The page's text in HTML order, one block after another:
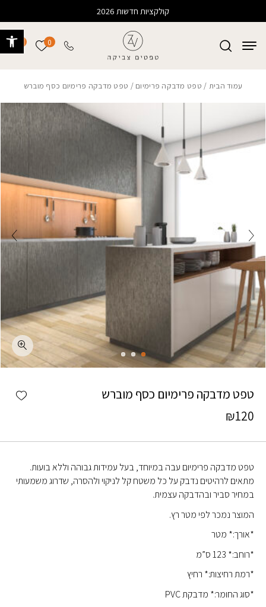
קולקציות חדשות 2026
0 הרשימה
עמוד הבית / טפט מדבקה פרימיום / טפט מדבקה פרימיום כסף מוברש
טפט מדבקה פרימיום כסף מוברש
₪120
טפט מדבקה פרימיום עבה במיוחד, בעל עמידות גבוהה וללא בועות.
מתאים לרהיטים נדבק על כל משטח קל לניקוי ולהסרה, שדרוג משמעותי
במחיר סביר ובהדבקה עצמית.
המוצר נמכר לפי מטר רץ.
*אורך:* מטר
*רוחב:* 123 ס”מ
*רמת רחיצות:* רחיץ
*סוג החומר:* מדבקת PVC